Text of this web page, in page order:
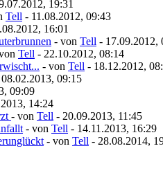
19:31
Tell - 11.08.2012, 09:43
16:01
- von Tell - 17.09.2012,
Tell - 22.10.2012, 08:14
- von Tell - 18.12.2012,
09:15
09:09
14:24
- von Tell - 20.09.2013, 11:45
- von Tell - 14.11.2013, 16:29
- von Tell - 28.08.2014,